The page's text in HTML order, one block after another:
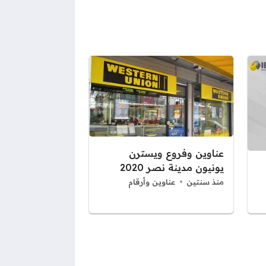
عناوين وفروع ويسترن
يونيون مدينة نصر 2020
منذ سنتين عناوين وأرقام